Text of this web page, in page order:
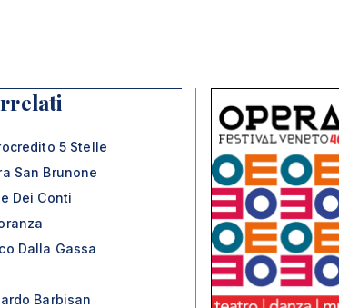
5 Stelle
San Brunone
Dei Conti
Dalla Gassa
Barbisan